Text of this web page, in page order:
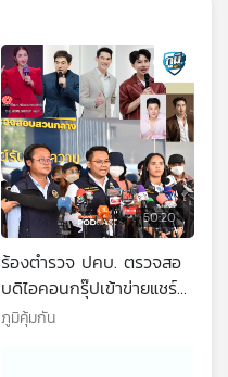
50:20
ร้องตำรวจ ปคบ. ตรวจสอ
บดิไอคอนกรุ๊ปเข้าข่ายแชร์
ลูกโซ่หรือไม่ / บทบาทคน
ภูมิคุ้มกัน